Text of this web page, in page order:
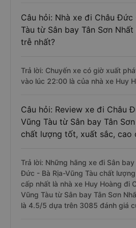
Câu hỏi: Nhà xe đi Châu Đức
Tàu từ Sân bay Tân Sơn
trễ nhất?
Trả lời: Chuyến xe có giờ xuất
vào lúc 22:00 là của nhà xe Huy
Câu hỏi: Review xe đi Châu
Vũng Tàu từ Sân bay Tân
chất lượng tốt, xuất sắc, cao
Trả lời: Những hãng xe đi Sân
Đức - Bà Rịa-Vũng Tàu chất
cấp nhất là nhà xe Huy Hoàng đi
Vũng Tàu từ Sân bay Tân Sơn
là 4.5/5 dựa trên 3085 đánh giá